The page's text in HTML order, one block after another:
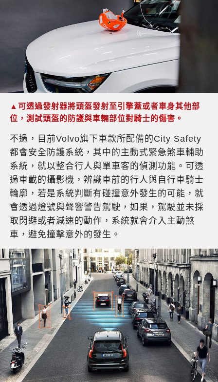
▲可透過發射器將頭盔發射至引擎蓋或者車身其他部
位，測試頭盔的防護與車輛部位對騎士的傷害。
不過，目前Volvo旗下車款所配備的City Safety
都會安全防護系統，其中的主動式緊急煞車輔助
系統，就以整合行人與單車客的偵測功能。可透
過車載的攝影機，辨識車前的行人與自行車騎士
輪廓，若是系統判斷有碰撞意外發生的可能，就
會透過燈號與聲響警告駕駛，如果，駕駛並未採
取閃避或者減速的動作，系統就會介入主動煞
車，避免撞擊意外的發生。